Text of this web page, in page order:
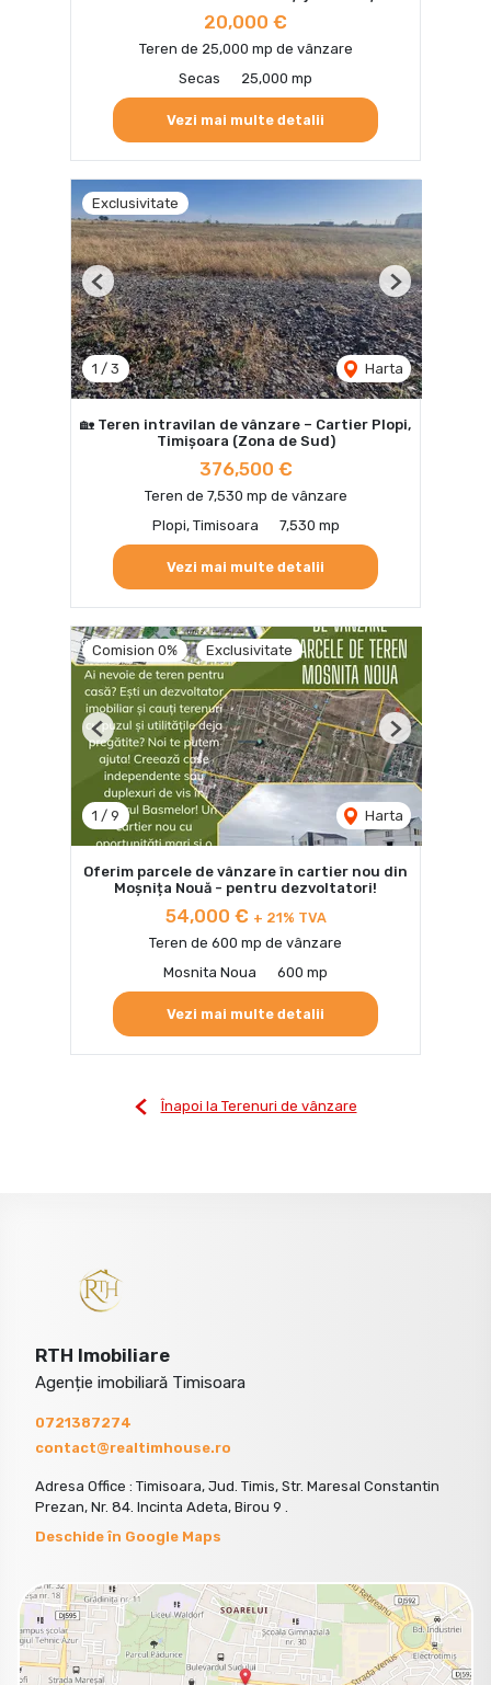
20,000 €
Teren de 25,000 mp de vânzare
Secas
25,000 mp
Vezi mai multe detalii
Exclusivitate
1 / 3 Harta
Previous Next
🏡 Teren intravilan de vânzare – Cartier Plopi,
Timișoara (Zona de Sud)
376,500 €
Teren de 7,530 mp de vânzare
Plopi, Timisoara
7,530 mp
Vezi mai multe detalii
Comision 0% Exclusivitate
1 / 9 Harta
Previous Next
Oferim parcele de vânzare în cartier nou din
Moșnița Nouă - pentru dezvoltatori!
54,000 € + 21% TVA
Teren de 600 mp de vânzare
Mosnita Noua
600 mp
Vezi mai multe detalii
Înapoi la Terenuri de vânzare
RTH Imobiliare
Agenție imobiliară Timisoara
0721387274
contact@realtimhouse.ro
Adresa Office : Timisoara, Jud. Timis, Str. Maresal Constantin
Prezan, Nr. 84. Incinta Adeta, Birou 9 .
Deschide în Google Maps